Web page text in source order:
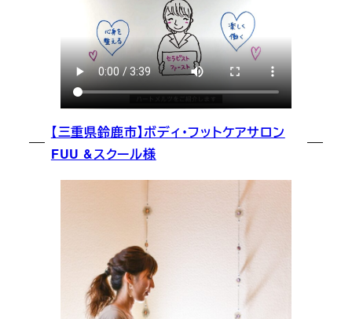
【三重県鈴鹿市】ボディ・フットケアサロン
FUU &スクール様